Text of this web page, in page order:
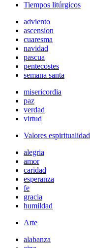
Tiempos litúrgicos
adviento
ascension
cuaresma
navidad
pascua
pentecostes
semana santa
misericordia
paz
verdad
virtud
Valores espiritualidad
alegria
amor
caridad
esperanza
fe
gracia
humildad
Arte
alabanza